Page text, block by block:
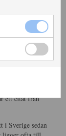
och finns till
of Light I
ett citat från
i Sverige sedan